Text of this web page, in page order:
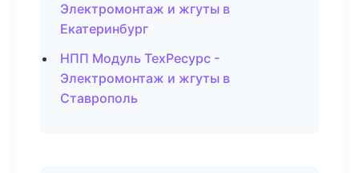
Электромонтаж и жгуты в
Екатеринбург
НПП Модуль ТехРесурс -
Электромонтаж и жгуты в
Ставрополь